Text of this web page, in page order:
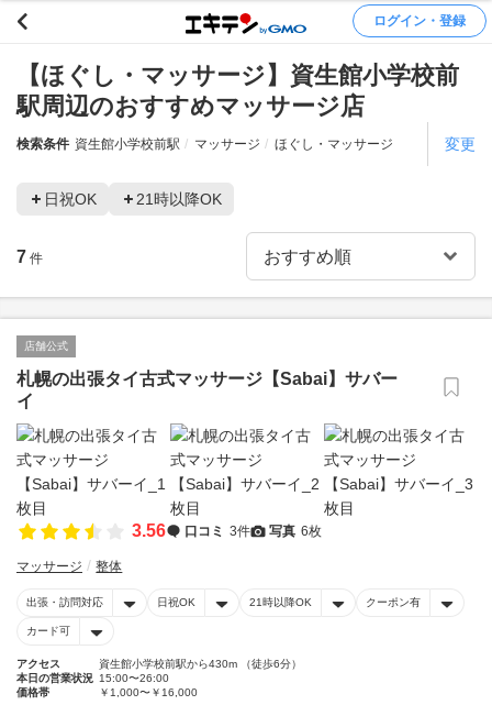
ログイン・登録
【ほぐし・マッサージ】資生館小学校前
駅周辺のおすすめマッサージ店
検索条件 資生館小学校前駅 マッサージ ほぐし・マッサージ 変更
日祝OK 21時以降OK
7 件
店舗公式
札幌の出張タイ古式マッサージ【Sabai】サバー
イ
3.56 口コミ 3件 写真 6枚
マッサージ 整体
出張・訪問対応 日祝OK 21時以降OK クーポン有
カード可
アクセス
資生館小学校前駅から430m （徒歩6分）
本日の営業状況 15:00〜26:00
価格帯
￥1,000〜￥16,000